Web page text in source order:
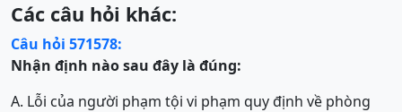
Các câu hỏi khác:
Câu hỏi 571578:
Nhận định nào sau đây là đúng:
A. Lỗi của người phạm tội vi phạm quy định về phòng